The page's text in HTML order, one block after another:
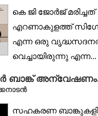
സംരക്ഷണവും
കെ ജി ജോർജ് മരിച്ചത്
എറണാകുളത്ത്
എന്ന ഒരു
വെച്ചായിരുന്നു എന്ന...
ബാങ്ക്
സഹകരണ